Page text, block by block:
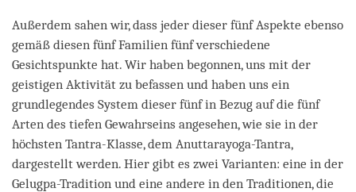
Außerdem sahen wir, dass jeder dieser fünf Aspekte ebenso
gemäß diesen fünf Familien fünf verschiedene
Gesichtspunkte hat. Wir haben begonnen, uns mit der
geistigen Aktivität zu befassen und haben uns ein
grundlegendes System dieser fünf in Bezug auf die fünf
Arten des tiefen Gewahrseins angesehen, wie sie in der
höchsten Tantra-Klasse, dem Anuttarayoga-Tantra,
dargestellt werden. Hier gibt es zwei Varianten: eine in der
Gelugpa-Tradition und eine andere in den Traditionen, die